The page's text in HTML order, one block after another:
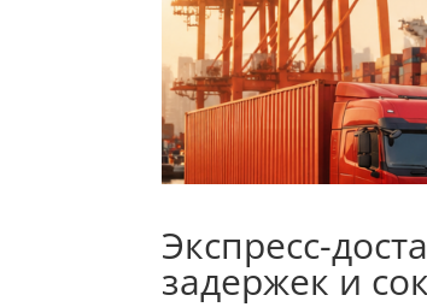
Экспресс-
задержек и